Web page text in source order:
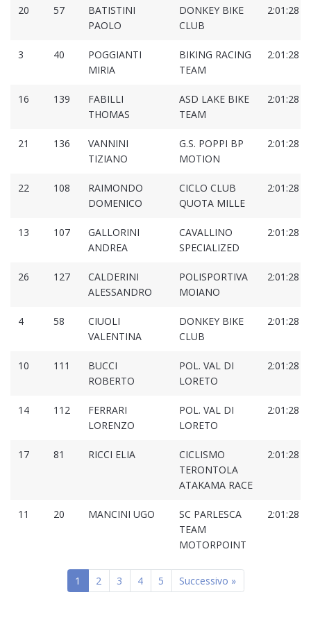
20 57
BATISTINI
PAOLO
DONKEY BIKE
CLUB
2:01:28
3 40
POGGIANTI
MIRIA
BIKING RACING
TEAM
2:01:28
16 139
FABILLI
THOMAS
ASD LAKE BIKE
TEAM
2:01:28
21 136
VANNINI
TIZIANO
G.S. POPPI BP
MOTION
2:01:28
22 108
RAIMONDO
DOMENICO
CICLO CLUB
QUOTA MILLE
2:01:28
13 107
GALLORINI
ANDREA
CAVALLINO
SPECIALIZED
2:01:28
26 127
CALDERINI
ALESSANDRO
POLISPORTIVA
MOIANO
2:01:28
4 58
CIUOLI
VALENTINA
DONKEY BIKE
CLUB
2:01:28
10 111
BUCCI
ROBERTO
POL. VAL DI
LORETO
2:01:28
14 112
FERRARI
LORENZO
POL. VAL DI
LORETO
2:01:28
17 81 RICCI ELIA
CICLISMO
TERONTOLA
ATAKAMA RACE
2:01:28
11 20 MANCINI UGO
SC PARLESCA
TEAM
MOTORPOINT
2:01:28
1 2 3 4 5 Successivo »